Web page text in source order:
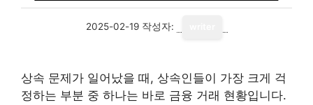
2025-02-19 작성자:
상속 문제가 일어났을 때, 상속인들이 가장 크게 걱
정하는 부분 중 하나는 바로 금융 거래 현황입니다.